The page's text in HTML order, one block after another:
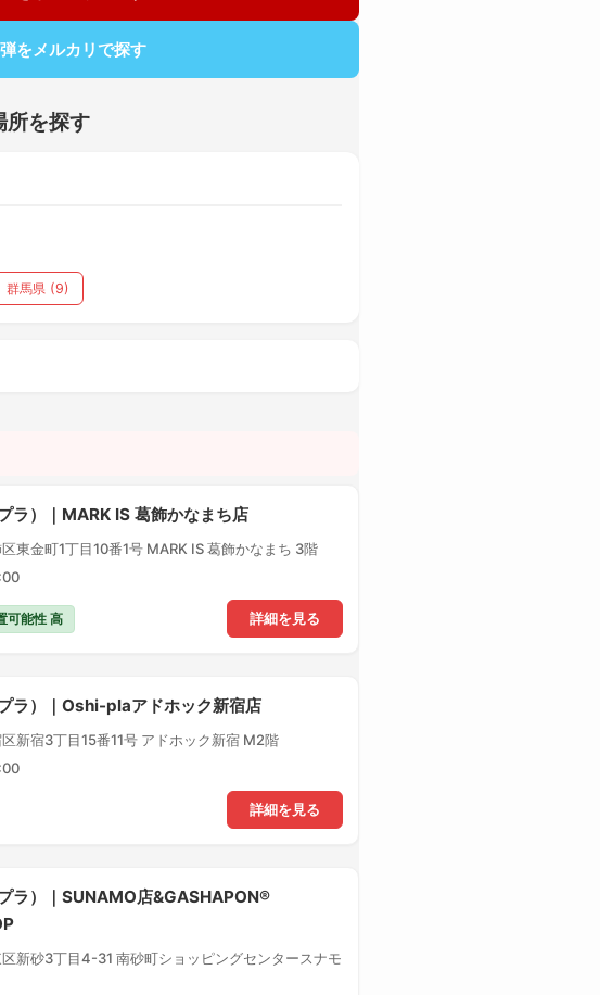
をメルカリで探す
所を探す
群馬県 (9)
ラ）｜MARK IS 葛飾かなまち店
東金町1丁目10番1号 MARK IS 葛飾かなまち 3階
詳細を見る
可能性 高
ラ）｜Oshi-plaアドホック新宿店
新宿3丁目15番11号 アドホック新宿 M2階
詳細を見る
ラ）｜SUNAMO店&GASHAPON®
新砂3丁目4-31 南砂町ショッピングセンタースナモ